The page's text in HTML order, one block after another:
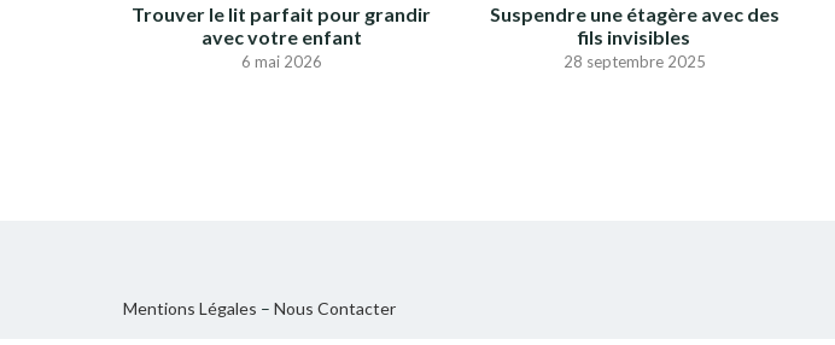
Trouver le lit parfait pour grandir
avec votre enfant
6 mai 2026
Suspendre une étagère avec des
fils invisibles
28 septembre 2025
Mentions Légales – Nous Contacter